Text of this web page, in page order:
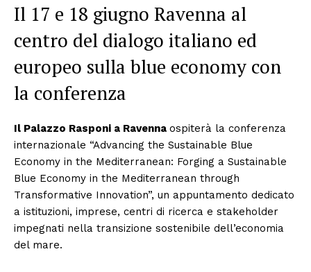
Il 17 e 18 giugno Ravenna al
centro del dialogo italiano ed
europeo sulla blue economy con
la conferenza
Il Palazzo Rasponi a Ravenna ospiterà la conferenza
internazionale “Advancing the Sustainable Blue
Economy in the Mediterranean: Forging a Sustainable
Blue Economy in the Mediterranean through
Transformative Innovation”, un appuntamento dedicato
a istituzioni, imprese, centri di ricerca e stakeholder
impegnati nella transizione sostenibile dell’economia
del mare.